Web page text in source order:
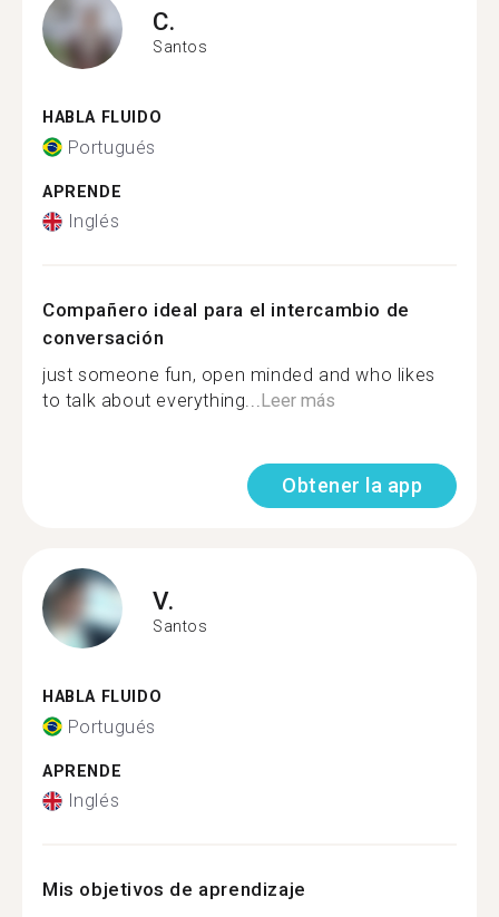
C.
Santos
HABLA FLUIDO
Portugués
APRENDE
Inglés
Compañero ideal para el intercambio de
conversación
just someone fun, open minded and who likes
to talk about everything...Leer más
Obtener la app
V.
Santos
HABLA FLUIDO
Portugués
APRENDE
Inglés
Mis objetivos de aprendizaje